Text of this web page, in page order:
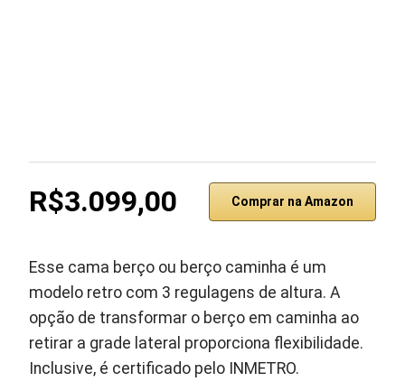
R$3.099,00 Comprar na Amazon
Esse cama berço ou berço caminha é um
modelo retro com 3 regulagens de altura. A
opção de transformar o berço em caminha ao
retirar a grade lateral proporciona flexibilidade.
Inclusive, é certificado pelo INMETRO.